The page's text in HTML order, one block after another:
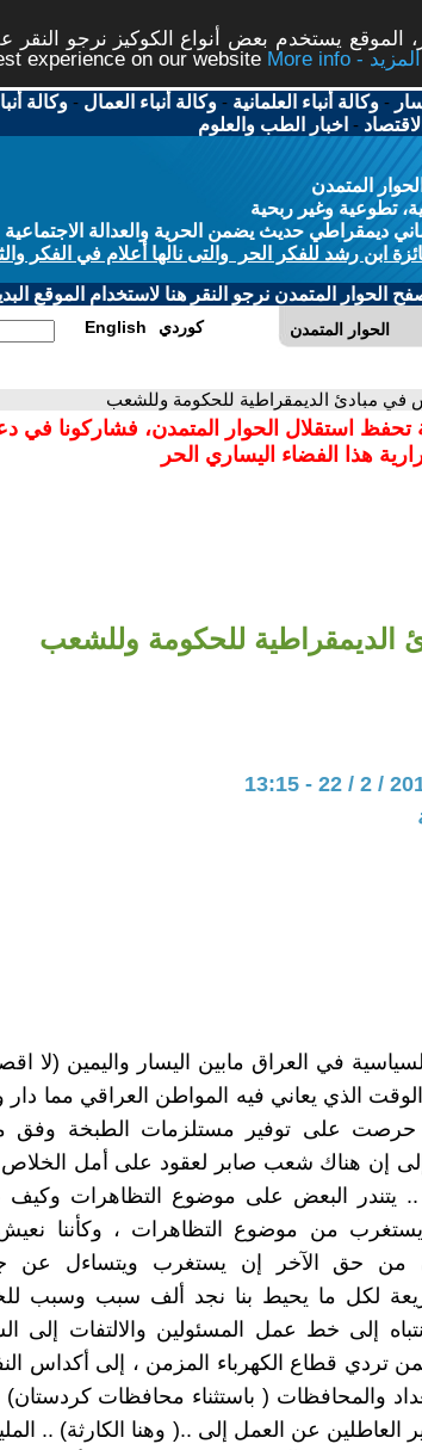
الموقع يستخدم بعض أنواع الكوكيز نرجو
experience on our website
More info - المزيد
-وكالة أنباء العلمانية -وكالة أنباء العمال -وكالة
الاقتصاد - اخبار الطب والعلوم
المتمدن
تطوعية وغير ربحية
ديمقراطي حديث يضمن الحرية والعدالة الاجتماعية
ابن رشد للفكر الحر والتى نالها أعلام في الفكر
الحوار المتمدن نرجو النقر هنا لاستخدام الموقع
الحوار المتمدن English كوردي
في مبادئ الديمقراطية للحكومة وللشعب
تحفظ استقلال الحوار المتمدن، فشاركونا في
هذا الفضاء اليساري الحر
للحكومة وللشعب
في العراق مابين اليسار واليمين (لا
الذي يعاني فيه المواطن العراقي مما دار
حرصت على توفير مستلزمات الطبخة وفق
إلى إن هناك شعب صابر لعقود على أمل
.. يتندر البعض على موضوع التظاهرات وكيف
يستغرب من موضوع التظاهرات ، وكأننا
من حق الآخر إن يستغرب ويتساءل عن
لكل ما يحيط بنا نجد ألف سبب وسبب
إلى خط عمل المسئولين والالتفات إلى
تردي قطاع الكهرباء المزمن ، إلى أكداس
والمحافظات ( باستثناء محافظات كردستان)
العاطلين عن العمل إلى ..( وهنا الكارثة) ..